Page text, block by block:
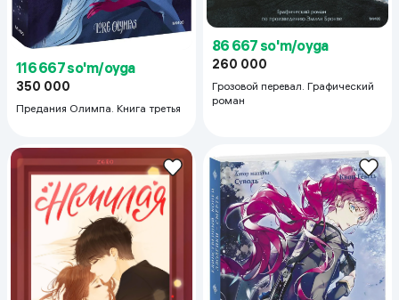
116 667 so'm/oyga
350 000
Предания Олимпа. Книга третья
86 667 so'm/oyga
260 000
Грозовой перевал. Графический
роман